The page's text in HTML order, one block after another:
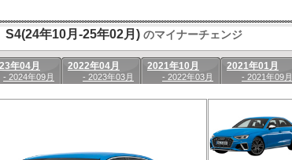
S4(24年10月-25年02月) のマイナーチェンジ
年04月
- 2024年09月
2022年04月
- 2023年03月
2021年10月
- 2022年03月
2021年01月
- 2021年09月